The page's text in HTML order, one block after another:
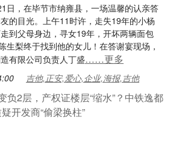
日，在毕节市纳雍县，一场温馨的认亲答
的目光。上午11时许，走失19年的小杨
到父母身边，寻女19年，开坏两辆面包
生梨终于找到他的女儿！在答谢宴现场，
有限公司负责人丁盛……更多
吉他,正安,爱心,企业,海报,吉他